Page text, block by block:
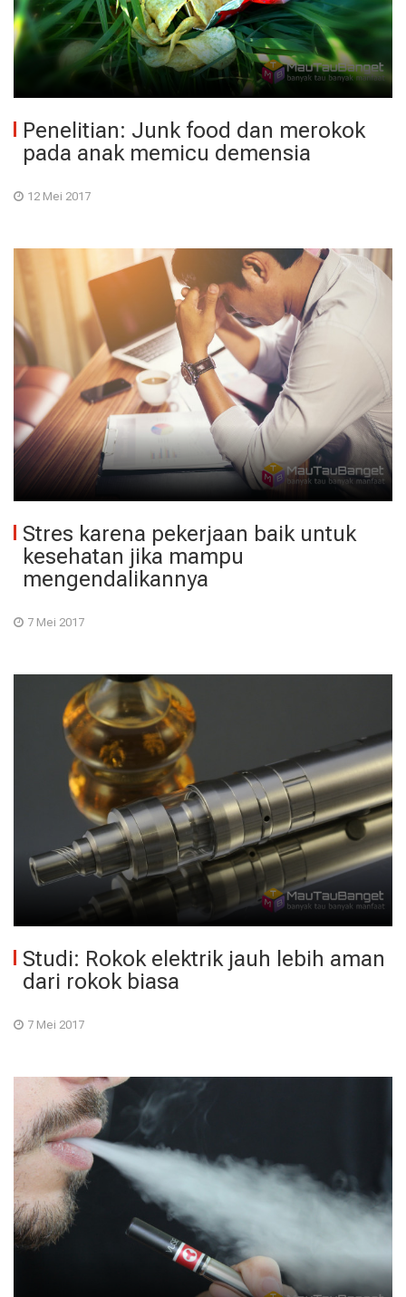
Penelitian: Junk food dan merokok
pada anak memicu demensia
12 Mei 2017
Stres karena pekerjaan baik untuk
kesehatan jika mampu
mengendalikannya
7 Mei 2017
Studi: Rokok elektrik jauh lebih aman
dari rokok biasa
7 Mei 2017